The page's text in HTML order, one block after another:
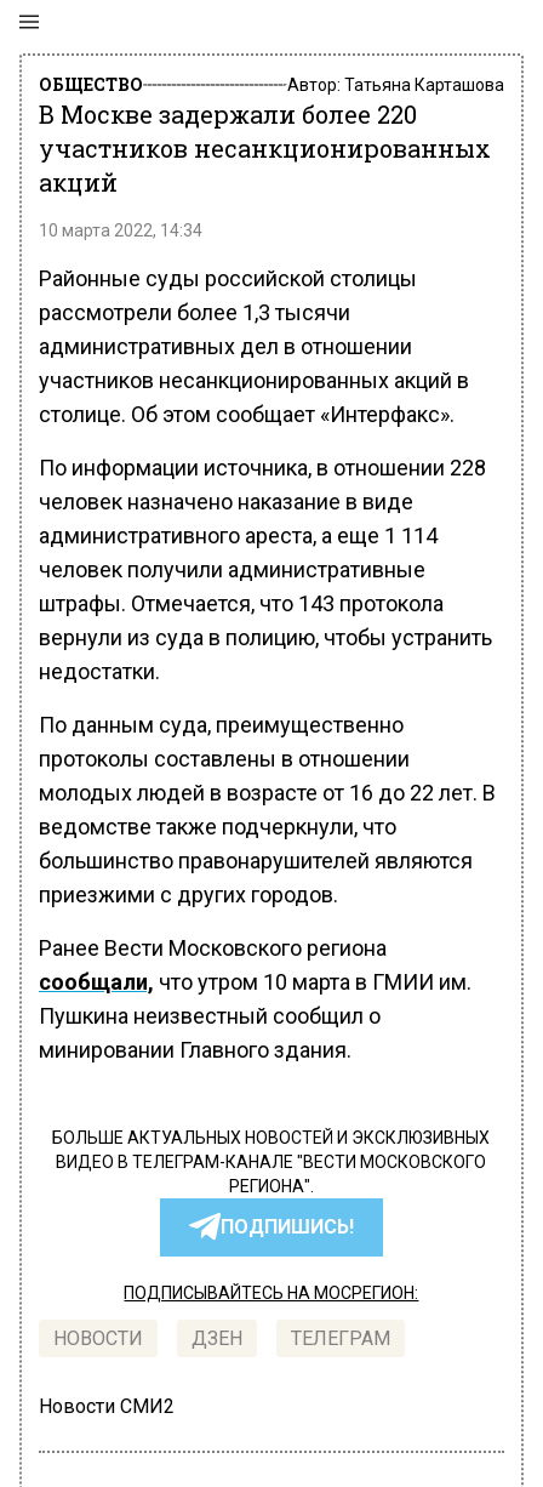
ОБЩЕСТВО Автор: Татьяна Карташова
В Москве задержали более 220
участников несанкционированных
акций
10 марта 2022, 14:34
Районные суды российской столицы
рассмотрели более 1,3 тысячи
административных дел в отношении
участников несанкционированных акций в
столице. Об этом сообщает «Интерфакс».
По информации источника, в отношении 228
человек назначено наказание в виде
административного ареста, а еще 1 114
человек получили административные
штрафы. Отмечается, что 143 протокола
вернули из суда в полицию, чтобы устранить
недостатки.
По данным суда, преимущественно
протоколы составлены в отношении
молодых людей в возрасте от 16 до 22 лет. В
ведомстве также подчеркнули, что
большинство правонарушителей являются
приезжими с других городов.
Ранее Вести Московского региона
сообщали, что утром 10 марта в ГМИИ им.
Пушкина неизвестный сообщил о
минировании Главного здания.
БОЛЬШЕ АКТУАЛЬНЫХ НОВОСТЕЙ И ЭКСКЛЮЗИВНЫХ
ВИДЕО В ТЕЛЕГРАМ-КАНАЛЕ "ВЕСТИ МОСКОВСКОГО
РЕГИОНА".
ПОДПИШИСЬ!
ПОДПИСЫВАЙТЕСЬ НА МОСРЕГИОН:
НОВОСТИ ДЗЕН ТЕЛЕГРАМ
Новости СМИ2